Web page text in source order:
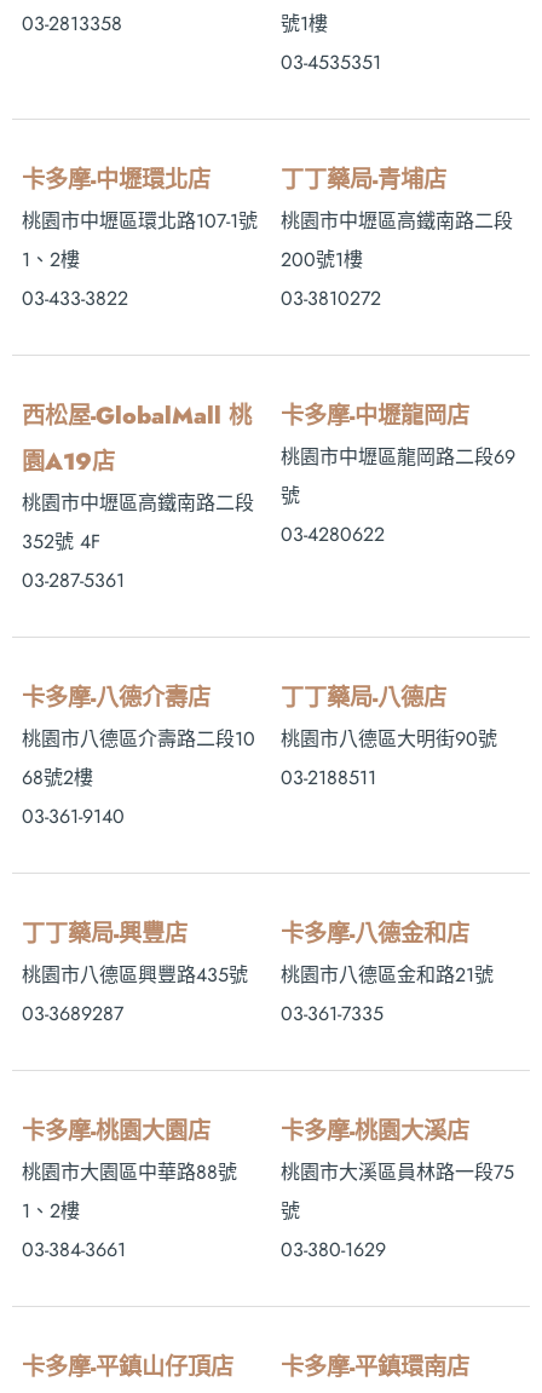
03-2813358
號1樓
03-4535351
卡多摩-中壢環北店
桃園市中壢區環北路107-1號
1、2樓
03-433-3822
丁丁藥局-青埔店
桃園市中壢區高鐵南路二段
200號1樓
03-3810272
西松屋-GlobalMall 桃
園A19店
桃園市中壢區高鐵南路二段
352號 4F
03-287-5361
卡多摩-中壢龍岡店
桃園市中壢區龍岡路二段69
號
03-4280622
卡多摩-八德介壽店
桃園市八德區介壽路二段10
68號2樓
03-361-9140
丁丁藥局-八德店
桃園市八德區大明街90號
03-2188511
丁丁藥局-興豐店
桃園市八德區興豐路435號
03-3689287
卡多摩-八德金和店
桃園市八德區金和路21號
03-361-7335
卡多摩-桃園大園店
桃園市大園區中華路88號
1、2樓
03-384-3661
卡多摩-桃園大溪店
桃園市大溪區員林路一段75
號
03-380-1629
卡多摩-平鎮山仔頂店 卡多摩-平鎮環南店